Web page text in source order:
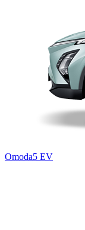
Omoda5 EV